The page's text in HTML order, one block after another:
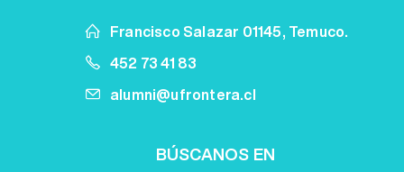
Francisco Salazar 01145, Temuco.
452 73 41 83
alumni@ufrontera.cl
BÚSCANOS EN